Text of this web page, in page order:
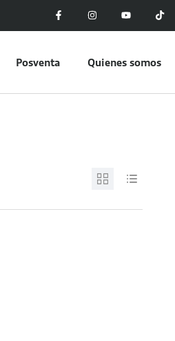
Posventa Quienes somos